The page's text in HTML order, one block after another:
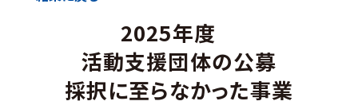
2025年度
活動支援団体の公募
採択に至らなかった事業